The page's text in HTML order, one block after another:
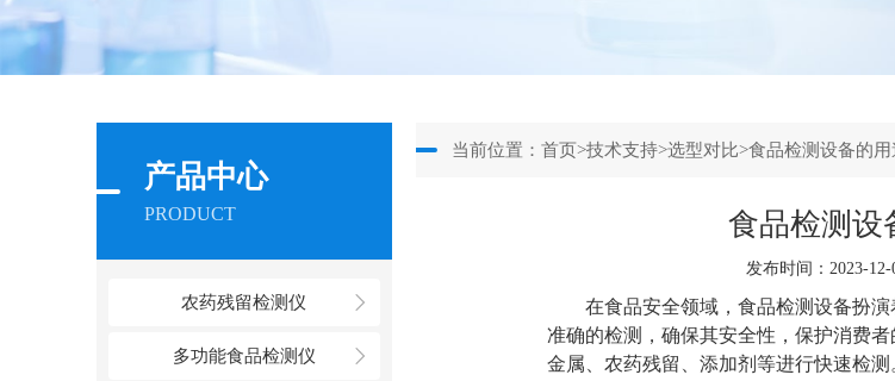
产品中心
PRODUCT
农药残留检测仪
多功能食品检测仪
当前位置：首页>技术支持>选型对比>食品检测设备的
食品检测设
发布时间：2023-
在食品安全领域， 食品检测设备扮演
准确的检测，确保其安全性，保护消费
金属、农药残留、添加剂等进行快速检